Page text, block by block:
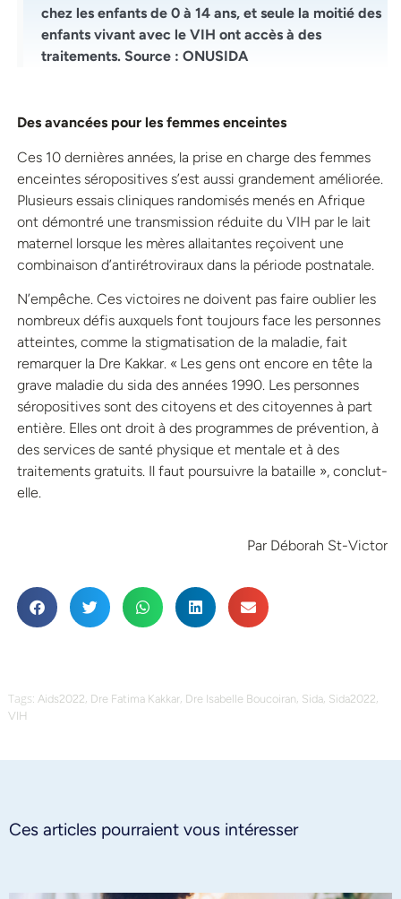
chez les enfants de 0 à 14 ans, et seule la moitié des
enfants vivant avec le VIH ont accès à des
traitements. Source : ONUSIDA
Des avancées pour les femmes enceintes
Ces 10 dernières années, la prise en charge des femmes
enceintes séropositives s’est aussi grandement améliorée.
Plusieurs essais cliniques randomisés menés en Afrique
ont démontré une transmission réduite du VIH par le lait
maternel lorsque les mères allaitantes reçoivent une
combinaison d’antirétroviraux dans la période postnatale.
N’empêche. Ces victoires ne doivent pas faire oublier les
nombreux défis auxquels font toujours face les personnes
atteintes, comme la stigmatisation de la maladie, fait
remarquer la Dre Kakkar. « Les gens ont encore en tête la
grave maladie du sida des années 1990. Les personnes
séropositives sont des citoyens et des citoyennes à part
entière. Elles ont droit à des programmes de prévention, à
des services de santé physique et mentale et à des
traitements gratuits. Il faut poursuivre la bataille », conclut-
elle.
Par Déborah St-Victor
Tags: Aids2022, Dre Fatima Kakkar, Dre Isabelle Boucoiran, Sida, Sida2022,
VIH
Ces articles pourraient vous intéresser